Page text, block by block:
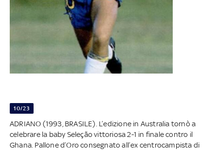
10/23
ADRIANO (1993, BRASILE). L’edizione in Australia tornò a
celebrare la baby Seleção vittoriosa 2-1 in finale contro il
Ghana. Pallone d’Oro consegnato all’ex centrocampista di